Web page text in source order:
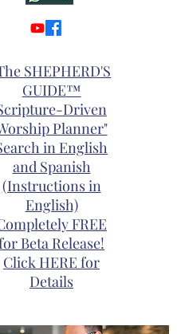
SHEPHERD'S
GUIDE™
Driven
Planner"
in English
and Spanish
(Instructions in
English)
FREE
Beta Release!
Click HERE for
Details